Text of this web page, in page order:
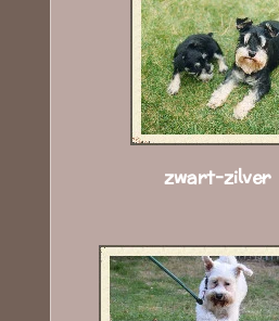
zwart-zilver